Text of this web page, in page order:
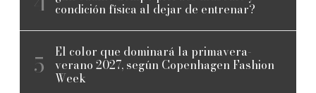
condición física al dejar de entrenar?
El color que dominará la primavera-
verano 2027, según Copenhagen Fashion
Week